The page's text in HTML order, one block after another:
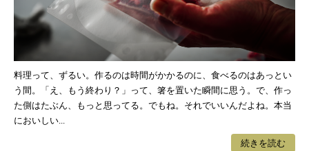
料理って、ずるい。作るのは時間がかかるのに、食べるのはあっとい
う間。「え、もう終わり？」って、箸を置いた瞬間に思う。で、作っ
た側はたぶん、もっと思ってる。でもね。それでいいんだよね。本当
においしい...
続きを読む